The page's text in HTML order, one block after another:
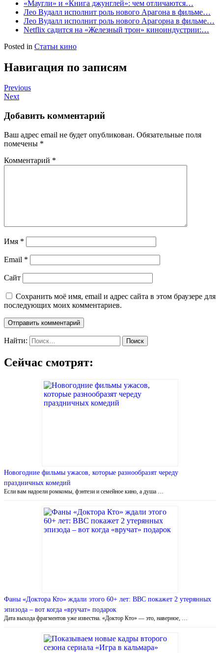
«Маугли» и «Книга джунглей»: чем отличаются…
Лео Вудалл исполнит роль нового Арагона в фильме…
Лео Вудалл исполнит роль нового Арагорна в фильме…
Netflix садится на «Железный трон» киноиндустрии:…
Posted in Статьи кино
Навигация по записям
Previous
Next
Добавить комментарий
Ваш адрес email не будет опубликован. Обязательные поля
помечены *
Комментарий *
Имя *
Email *
Сайт
Сохранить моё имя, email и адрес сайта в этом браузере для
последующих моих комментариев.
Найти:
Сейчас смотрят:
Новогодние фильмы ужасов, которые разнообразят череду
праздничных комедий
Если вам надоели ромкомы, фэнтези и семейное кино, а душа …
Фаны «Доктора Кто» ждали этого 60+ лет: BBC покажет 2 утерянных
эпизода – вот когда «вручат» подарок
Дата выхода фрагментов уже известна. «Доктор Кто» — это, наверное, …